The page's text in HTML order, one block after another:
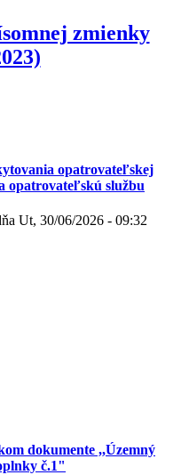
zmienky
opatrovateľskej
opatrovateľskú službu
Ut, 30/06/2026 - 09:32
dokumente ,,Územný
č.1"